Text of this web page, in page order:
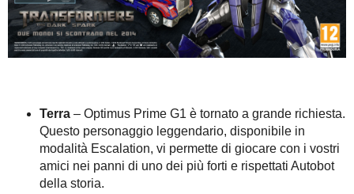
Terra – Optimus Prime G1 è tornato a grande richiesta.
Questo personaggio leggendario, disponibile in
modalità Escalation, vi permette di giocare con i vostri
amici nei panni di uno dei più forti e rispettati Autobot
della storia.